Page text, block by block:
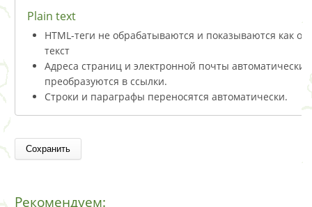
Plain text
HTML-теги не обрабатываются и показываются как
текст
Адреса страниц и электронной почты автоматически
преобразуются в ссылки.
Строки и параграфы переносятся автоматически.
Рекомендуем: